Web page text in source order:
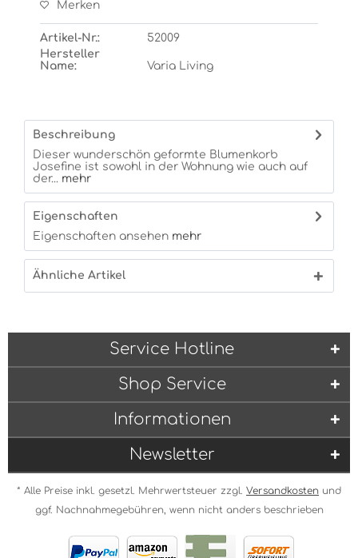
Merken
Artikel-Nr.:
52009
Hersteller
Name:
Varia Living
Beschreibung
Dieser wunderschön geformte Blumenkorb
Josefine ist sowohl in der Wohnung wie auch auf
der... mehr
Eigenschaften
Eigenschaften ansehen mehr
Ähnliche Artikel
Service Hotline
Shop Service
Informationen
Newsletter
* Alle Preise inkl. gesetzl. Mehrwertsteuer zzgl. Versandkosten und
ggf. Nachnahmegebühren, wenn nicht anders beschrieben